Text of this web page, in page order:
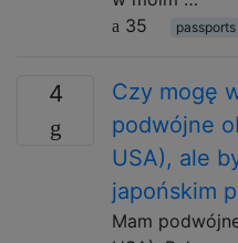
35
passports
4
Czy mogę
podwójne
USA), ale
japońskim
Mam